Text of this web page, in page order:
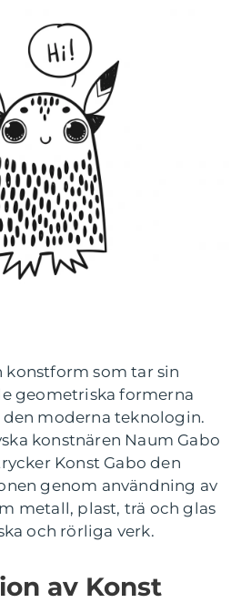
konstform som tar sin
geometriska formerna
moderna teknologin.
konstnären Naum Gabo
Konst Gabo den
genom användning av
metall, plast, trä och glas
och rörliga verk.
av Konst